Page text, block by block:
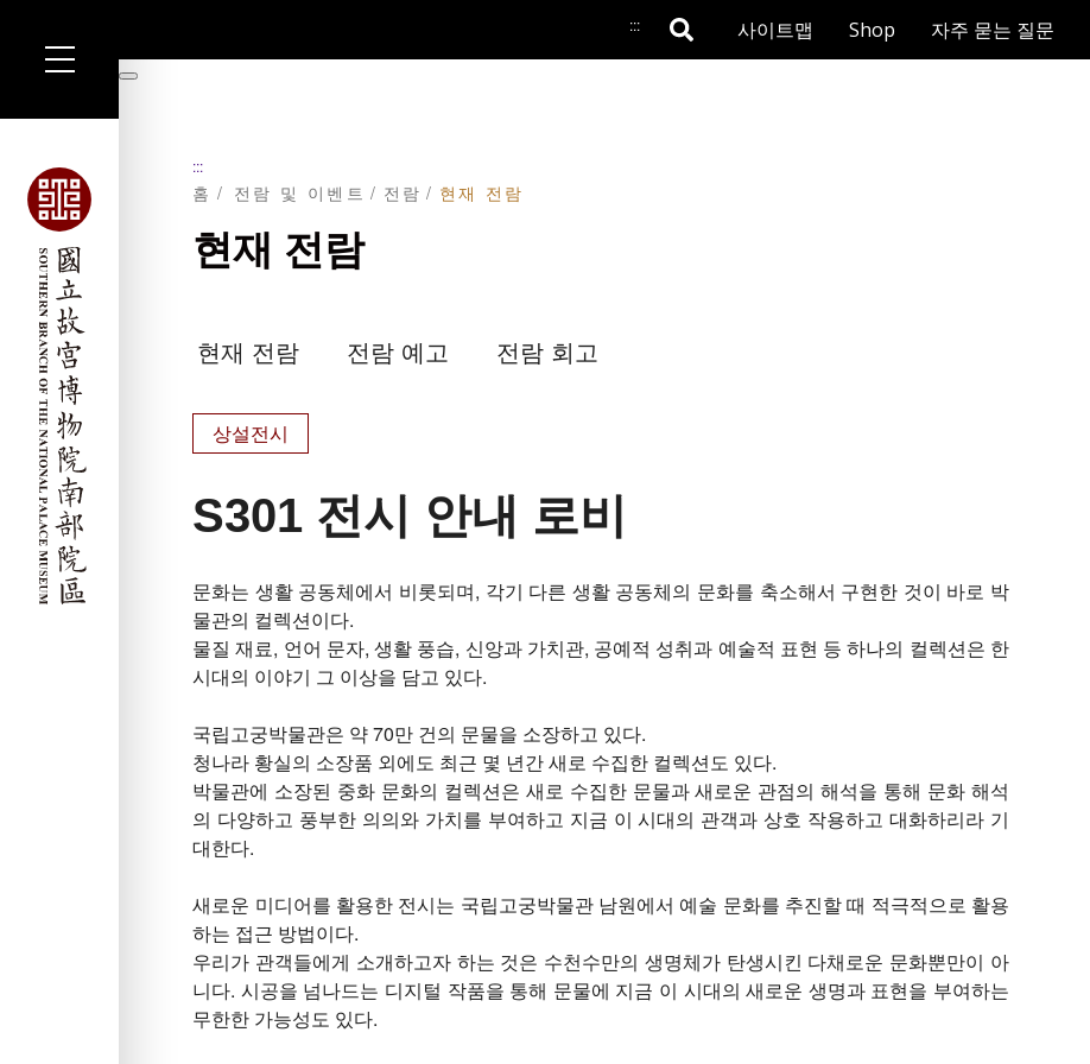
용
::: 사이트맵 Shop 자주 묻는 질문
暫
:::
홈 전람 및 이벤트 전람 현재 전람
현재 전람
현재 전람 전람 예고 전람 회고
상설전시
S301 전시 안내 로비
문화는 생활 공동체에서 비롯되며, 각기 다른 생활 공동체의 문화를 축소해서 구현한 것이 바로 박
물관의 컬렉션이다.
물질 재료, 언어 문자, 생활 풍습, 신앙과 가치관, 공예적 성취과 예술적 표현 등 하나의 컬렉션은 한
시대의 이야기 그 이상을 담고 있다.
국립고궁박물관은 약 70만 건의 문물을 소장하고 있다.
청나라 황실의 소장품 외에도 최근 몇 년간 새로 수집한 컬렉션도 있다.
박물관에 소장된 중화 문화의 컬렉션은 새로 수집한 문물과 새로운 관점의 해석을 통해 문화 해석
의 다양하고 풍부한 의의와 가치를 부여하고 지금 이 시대의 관객과 상호 작용하고 대화하리라 기
대한다.
새로운 미디어를 활용한 전시는 국립고궁박물관 남원에서 예술 문화를 추진할 때 적극적으로 활용
하는 접근 방법이다.
우리가 관객들에게 소개하고자 하는 것은 수천수만의 생명체가 탄생시킨 다채로운 문화뿐만이 아
니다. 시공을 넘나드는 디지털 작품을 통해 문물에 지금 이 시대의 새로운 생명과 표현을 부여하는
무한한 가능성도 있다.